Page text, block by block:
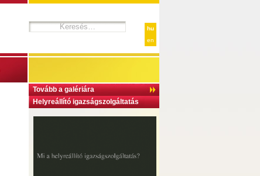
hu
en
Tovább a galériára
Helyreállító igazságszolgáltatás